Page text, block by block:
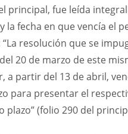
principal, fue leída
la fecha en que vencía el
resolución que se
20 de marzo de este
a partir del 13 de abril,
para presentar el
(folio 290 del